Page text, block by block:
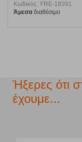
Κωδικός: FRE-18391
Άμεσα διαθέσιμο
Ήξερες ότι
έχουμε...